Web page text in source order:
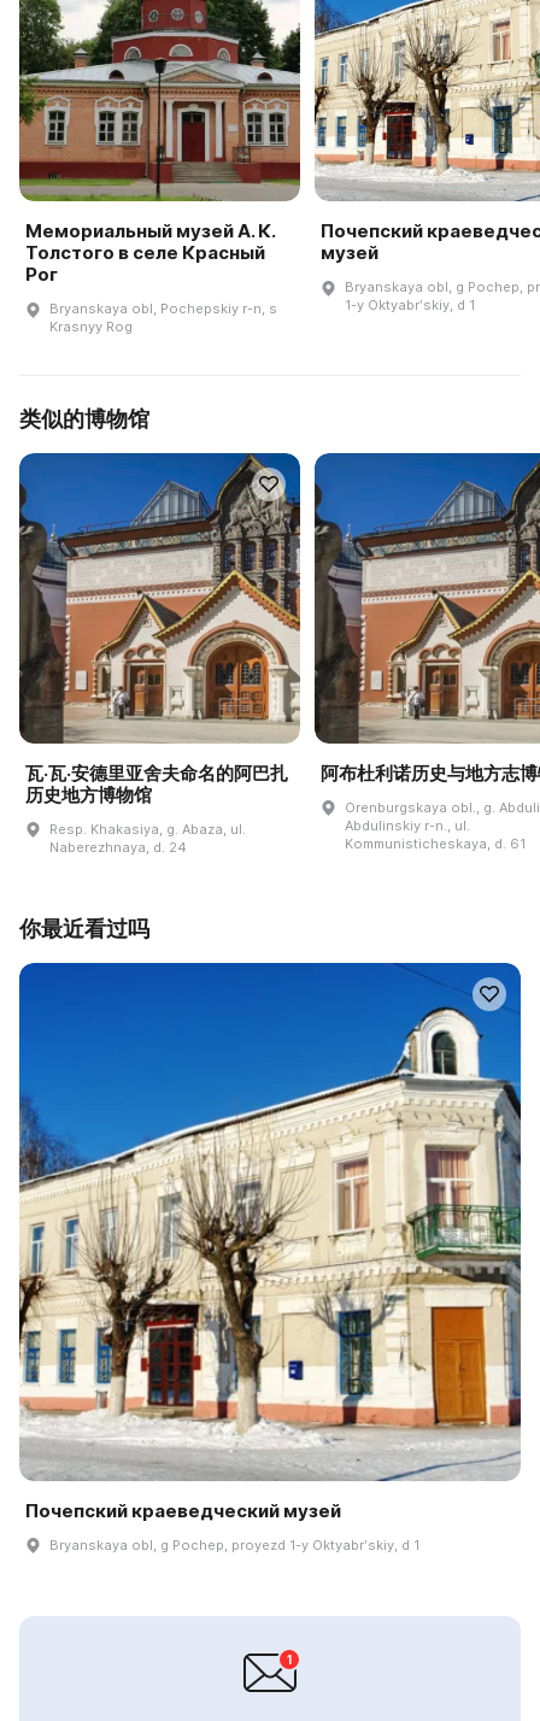
Мемориальный музей А. К.
Толстого в селе Красный
Рог
Bryanskaya obl, Pochepskiy r-n, s
Krasnyy Rog
Почепский
музей
Bryanskaya obl, g Pochep,
1-y Oktyabrʹskiy, d 1
类似的博物馆
瓦·瓦·安德里亚舍夫命名的阿巴扎
历史地方博物馆
Resp. Khakasiya, g. Abaza, ul.
Naberezhnaya, d. 24
阿布杜利诺历史与地方志
Orenburgskaya obl., g.
Abdulinskiy r-n., ul.
Kommunisticheskaya, d. 61
你最近看过吗
Почепский краеведческий музей
Bryanskaya obl, g Pochep, proyezd 1-y Oktyabrʹskiy, d 1